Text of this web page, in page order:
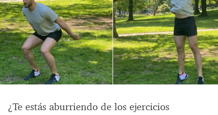
¿Te estás aburriendo de los ejercicios